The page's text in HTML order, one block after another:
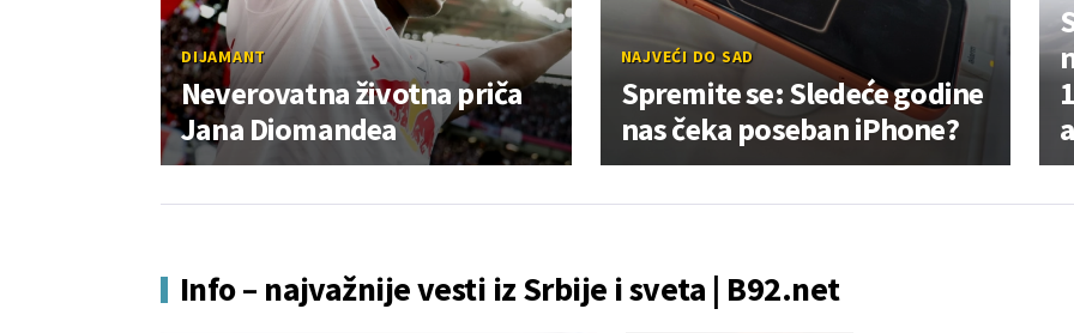
DIJAMANT
Neverovatna životna priča
Jana Diomandea
NAJVEĆI DO SAD
Spremite se: Sledeće godine
nas čeka poseban iPhone?
Info – najvažnije vesti iz Srbije i sveta | B92.net